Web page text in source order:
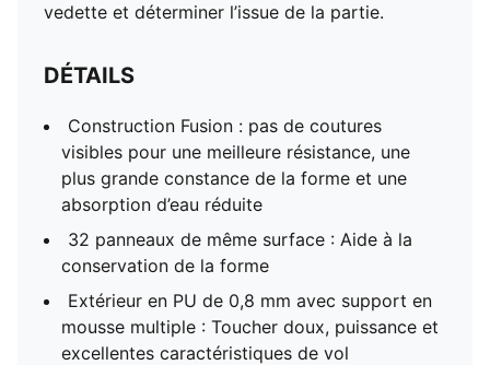
vedette et déterminer l’issue de la partie.
DÉTAILS
Construction Fusion : pas de coutures
visibles pour une meilleure résistance, une
plus grande constance de la forme et une
absorption d’eau réduite
32 panneaux de même surface : Aide à la
conservation de la forme
Extérieur en PU de 0,8 mm avec support en
mousse multiple : Toucher doux, puissance et
excellentes caractéristiques de vol